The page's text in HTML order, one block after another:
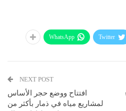
Twitter
WhatsApp
NEXT POST
افتتاح ووضع حجر الأساس
لمشاريع مياه في ذمار بأكثر من